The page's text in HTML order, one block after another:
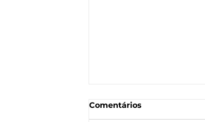
Comentários